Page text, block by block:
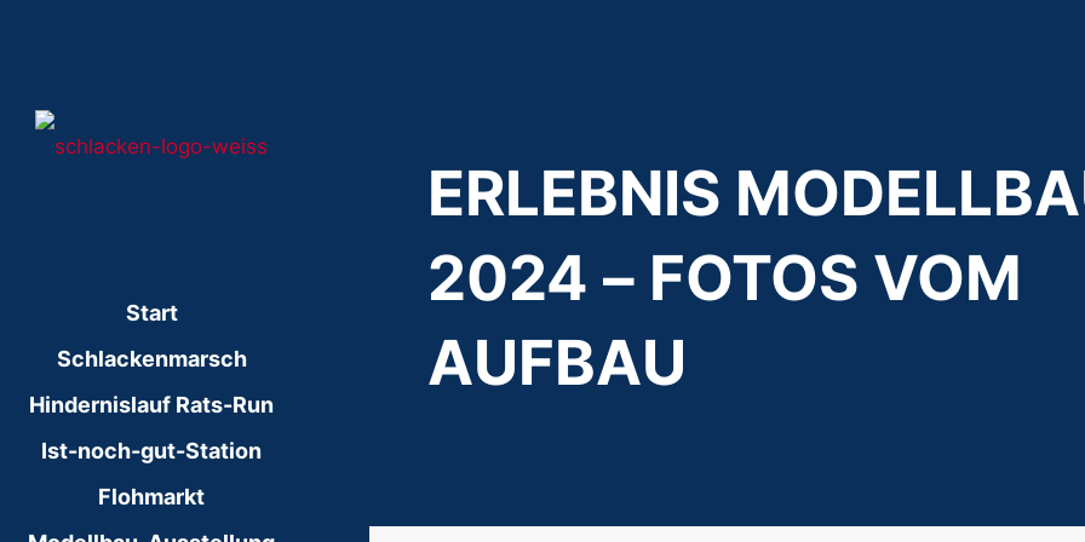
Start
Schlackenmarsch
Hindernislauf Rats-Run
Ist-noch-gut-Station
Flohmarkt
ERLEBNIS
2024 – FOTOS VOM
AUFBAU